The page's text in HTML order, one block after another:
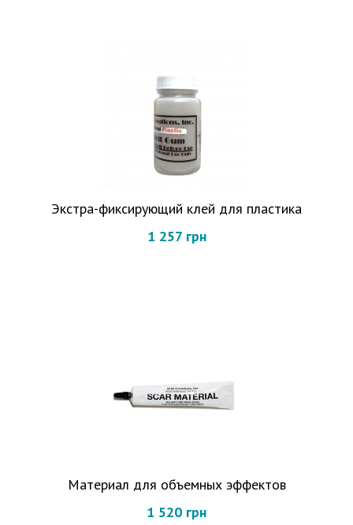
Экстра-фиксирующий клей для пластика
1 257 грн
Материал для объемных эффектов
1 520 грн